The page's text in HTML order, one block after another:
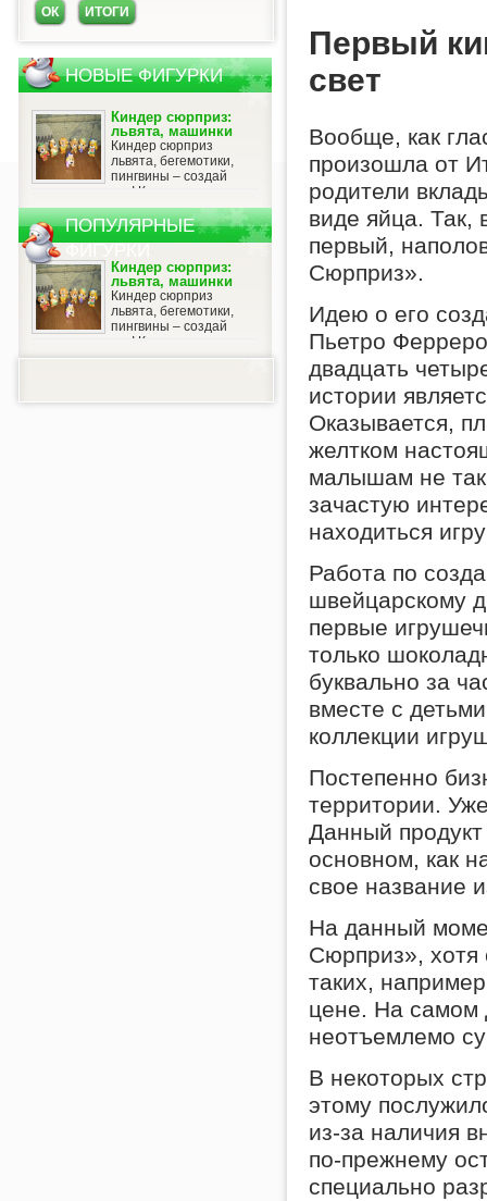
НОВЫЕ ФИГУРКИ
Киндер сюрприз:
львята, машинки
Киндер сюрприз
львята, бегемотики,
пингвины – создай
свою коллекцию! Как известно,
наибольшей популярностью
пользуются игрушки из киндер
сюрпризов, которые назыв...
ПОПУЛЯРНЫЕ
Киндер сюрприз:
львята, машинки
Киндер сюрприз
львята, бегемотики,
пингвины – создай
свою коллекцию! Как известно,
наибольшей популярностью
Первый
свет
Вообще, как
произошла от
родители
виде яйца. Так,
первый,
Сюрприз».
Идею о его
Пьетро
двадцать
истории
Оказывается,
желтком
малышам не так
зачастую
находиться
Работа по
швейцарскому
первые
только
буквально за
вместе с
коллекции
Постепенно
территории.
Данный
основном, как
свое название
На данный
Сюрприз», хотя
таких,
цене. На самом
неотъемлемо
В некоторых
этому
из-за наличия
по-прежнему
специально